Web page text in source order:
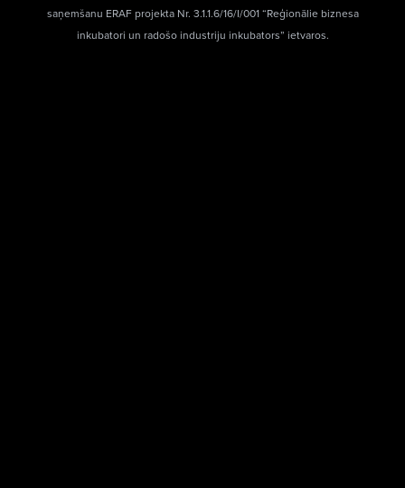
saņemšanu ERAF projekta Nr. 3.1.1.6/16/I/001 “Reģionālie biznesa
inkubatori un radošo industriju inkubators” ietvaros.